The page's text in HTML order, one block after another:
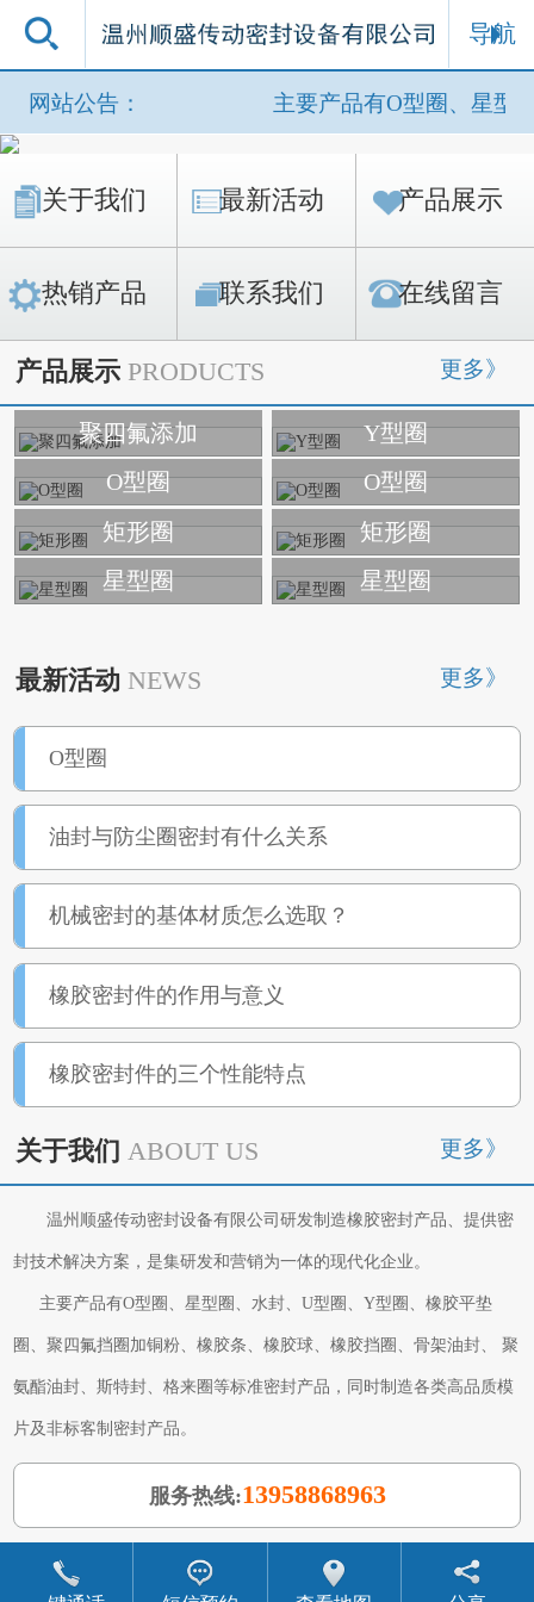
导航
网站公告： 主要产品有O型圈、星型
关于我们 最新活动 产品展示
热销产品 联系我们 在线留言
更多》
产品展示PRODUCTS
聚四氟添加
Y型圈
O型圈
O型圈
矩形圈
矩形圈
星型圈
星型圈
更多》
最新活动 NEWS
O型圈
油封与防尘圈密封有什么关系
机械密封的基体材质怎么选取？
橡胶密封件的作用与意义
橡胶密封件的三个性能特点
更多》
关于我们 ABOUT US
温州顺盛传动密封设备有限公司研发制造橡胶密封产品、提供密
封技术解决方案，是集研发和营销为一体的现代化企业。
主要产品有O型圈、星型圈、水封、U型圈、Y型圈、橡胶平垫
圈、聚四氟挡圈加铜粉、橡胶条、橡胶球、橡胶挡圈、骨架油封、 聚
氨酯油封、斯特封、格来圈等标准密封产品，同时制造各类高品质模
片及非标客制密封产品。
服务热线:13958868963